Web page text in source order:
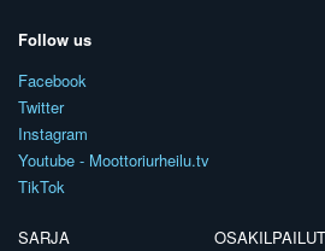
Follow us
Facebook
Twitter
Instagram
Youtube - Moottoriurheilu.tv
TikTok
SARJA
OSAKILPAILUT